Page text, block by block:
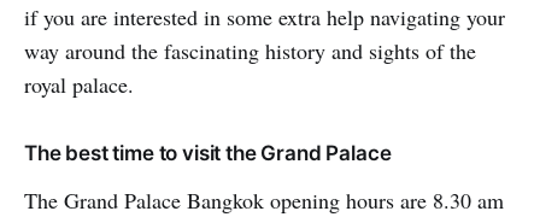
if you are interested in some extra help navigating your
way around the fascinating history and sights of the
royal palace.
The best time to visit the Grand Palace
The Grand Palace Bangkok opening hours are 8.30 am